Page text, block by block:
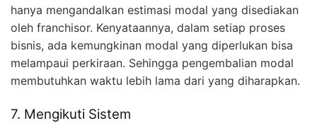
hanya mengandalkan estimasi modal yang disediakan
oleh franchisor. Kenyataannya, dalam setiap proses
bisnis, ada kemungkinan modal yang diperlukan bisa
melampaui perkiraan. Sehingga pengembalian modal
membutuhkan waktu lebih lama dari yang diharapkan.
7. Mengikuti Sistem